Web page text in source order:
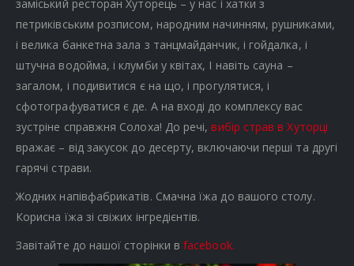
заміський ресторан Хуторець – у нас і хатки з
петриківським розписом, народним начинням, рушниками,
і велика банкетна зала з танцмайданчик, і гойдалка, і
штучна водойма, і клумби у квітах, І навіть сауна –
загалом, і подивитися є на що, і прогулятися, і
сфотографуватися є де. А на вході до комплексу вас
зустріне справжня Солоха! До речі, вибір страв в Хуторці
вражає – від закусок до десерту, включаючи перші та другі
гарячі страви.
Жодних напівфабрикатів. Смачна їжа до вашого столу.
Корисна їжа зі свіжих інгредієнтів.
Завітайте до нашої сторінки вfacebook.